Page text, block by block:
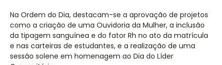
Na Ordem do Dia, destacam-se a aprovação de projetos
como a criação de uma Ouvidoria da Mulher, a inclusão
da tipagem sanguínea e do fator Rh no ato da matrícula
e nas carteiras de estudantes, e a realização de uma
sessão solene em homenagem ao Dia do Líder